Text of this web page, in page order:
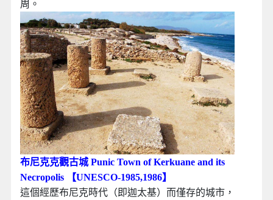
周。
布尼克克觀古城 Punic Town of Kerkuane and its
Necropolis 【UNESCO-1985,1986】
這個經歷布尼克時代（即迦太基）而僅存的城市，